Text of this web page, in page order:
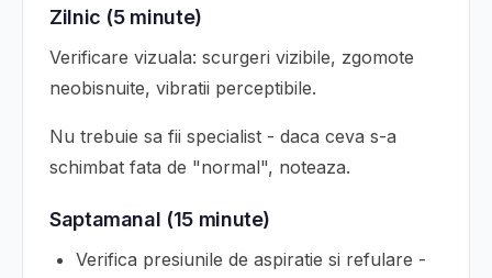
Zilnic (5 minute)
Verificare vizuala: scurgeri vizibile, zgomote
neobisnuite, vibratii perceptibile.
Nu trebuie sa fii specialist - daca ceva s-a
schimbat fata de "normal", noteaza.
Saptamanal (15 minute)
Verifica presiunile de aspiratie si refulare -